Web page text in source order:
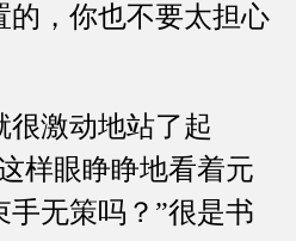
的，你也不要太担心
激动地站了起
样眼睁睁地看着元
无策吗？”很是书